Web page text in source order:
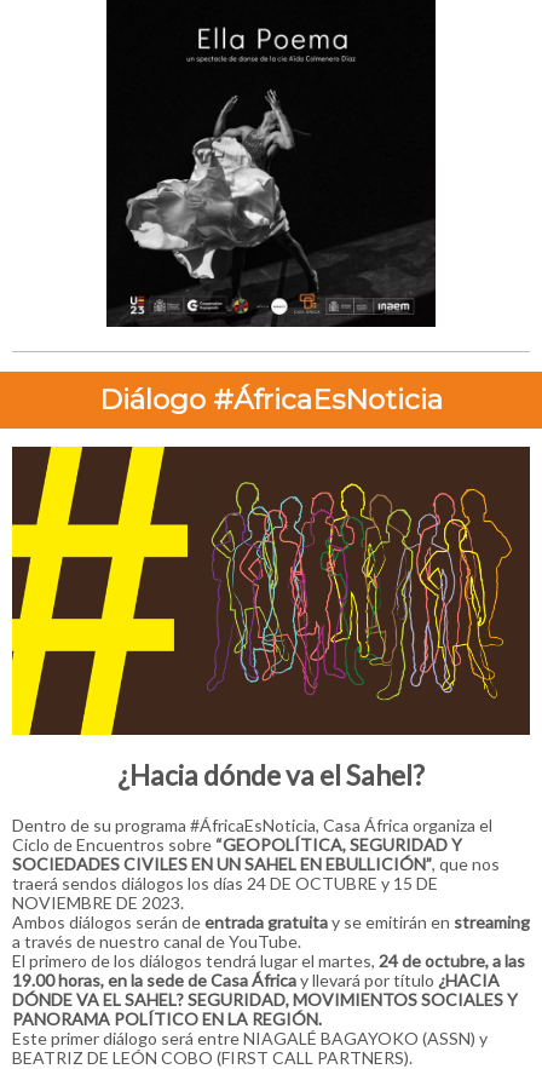
Diálogo #ÁfricaEsNoticia
¿Hacia dónde va el Sahel?
Dentro de su programa #ÁfricaEsNoticia, Casa África organiza el
Ciclo de Encuentros sobre “GEOPOLÍTICA, SEGURIDAD Y
SOCIEDADES CIVILES EN UN SAHEL EN EBULLICIÓN”, que nos
traerá sendos diálogos los días 24 DE OCTUBRE y 15 DE
NOVIEMBRE DE 2023.
Ambos diálogos serán deentrada gratuitay se emitirán en streaming
a través de nuestro canal de YouTube.
El primero de los diálogos tendrá lugar el martes, 24 de octubre, a las
19.00 horas, en la sede de Casa Áfricay llevará por título ¿HACIA
DÓNDE VA EL SAHEL? SEGURIDAD, MOVIMIENTOS SOCIALES Y
PANORAMA POLÍTICO EN LA REGIÓN.
Este primer diálogo será entre NIAGALÉ BAGAYOKO (ASSN) y
BEATRIZ DE LEÓN COBO (FIRST CALL PARTNERS).